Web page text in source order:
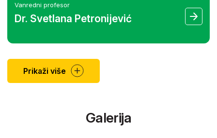
Vanredni profesor
Dr. Svetlana Petronijević
Prikaži više
Galerija